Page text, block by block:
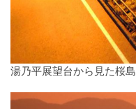
湯乃平展望台から見た桜島